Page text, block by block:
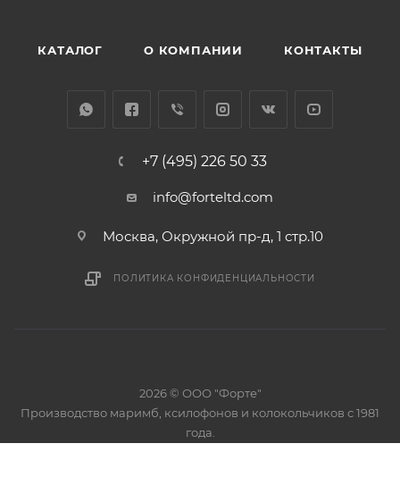
КАТАЛОГ О КОМПАНИИ КОНТАКТЫ
+7 (495) 226 50 33
info@forteltd.com
Москва, Окружной пр-д, 1 стр.10
ПОЛИТИКА КОНФИДЕНЦИАЛЬНОСТИ
2026 © ООО "Форте"
Производство маримб, ксилофонов и колокольчиков с 1981
года.